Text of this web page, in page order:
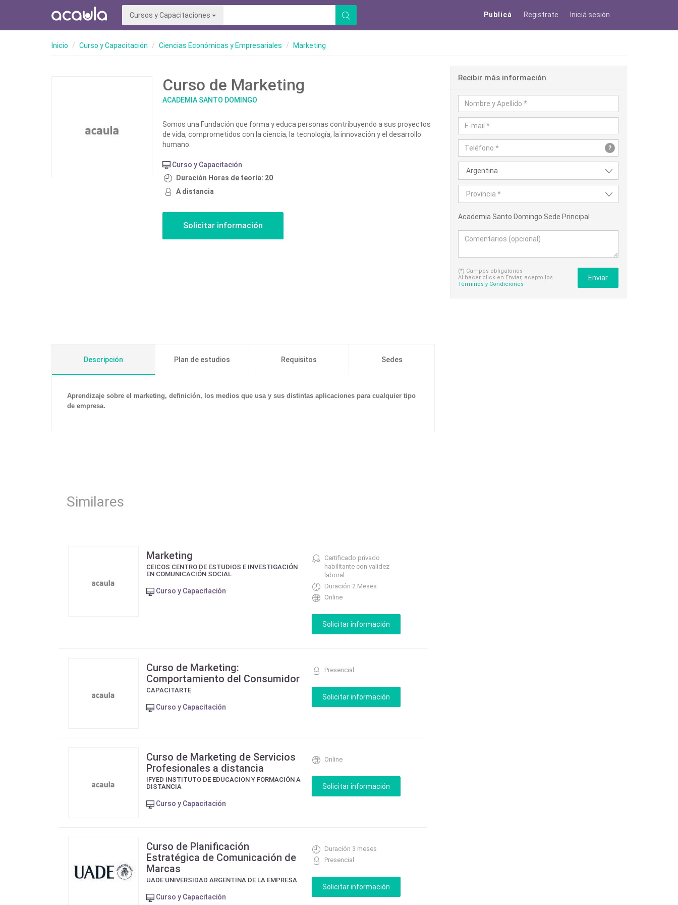
Cursos y Capacitaciones Publicá Registrate Iniciá sesión
Inicio Curso y Capacitación Ciencias Económicas y Empresariales Marketing
Curso de Marketing
ACADEMIA SANTO DOMINGO
Somos una Fundación que forma y educa personas contribuyendo a sus proyectos
de vida, comprometidos con la ciencia, la tecnología, la innovación y el desarrollo
humano.
Curso y Capacitación
Duración Horas de teoría: 20
A distancia
Recibir más información
?
Argentina
Provincia *
Academia Santo Domingo Sede Principal
(*) Campos obligatorios
Al hacer click en Enviar, acepto los
Términos y Condiciones
Enviar
Descripción Plan de estudios Requisitos Sedes
Aprendizaje sobre el marketing, definición, los medios que usa y sus distintas aplicaciones para cualquier tipo
de empresa.
Similares
Marketing
CEICOS CENTRO DE ESTUDIOS E INVESTIGACIÓN
EN COMUNICACIÓN SOCIAL
Curso y Capacitación
Certificado privado
habilitante con validez
laboral
Duración 2 Meses
Online
Curso de Marketing:
Comportamiento del Consumidor
CAPACITARTE
Curso y Capacitación
Presencial
Curso de Marketing de Servicios
Profesionales a distancia
IFYED INSTITUTO DE EDUCACION Y FORMACIÓN A
DISTANCIA
Curso y Capacitación
Online
Curso de Planificación
Estratégica de Comunicación de
Marcas
UADE UNIVERSIDAD ARGENTINA DE LA EMPRESA
Curso y Capacitación
Duración 3 meses
Presencial